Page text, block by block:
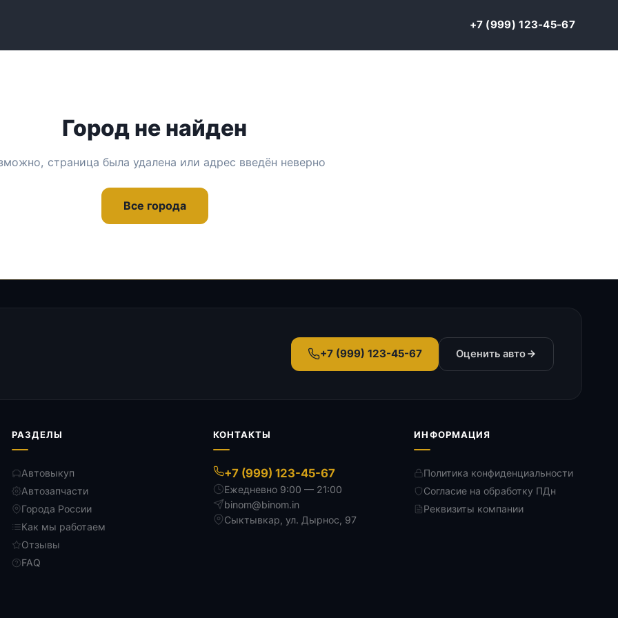
+7 (999) 123-45-67
Город не найден
страница была удалена или адрес введён неверно
Все города
+7 (999) 123-45-67 Оценить авто
РАЗДЕЛЫ
Автовыкуп
Автозапчасти
Города России
Как мы работаем
Отзывы
FAQ
КОНТАКТЫ
+7 (999) 123-45-67
Ежедневно 9:00 — 21:00
binom@binom.in
Сыктывкар, ул. Дырнос, 97
ИНФОРМАЦИЯ
Политика конфиденциальности
Согласие на обработку ПДн
Реквизиты компании